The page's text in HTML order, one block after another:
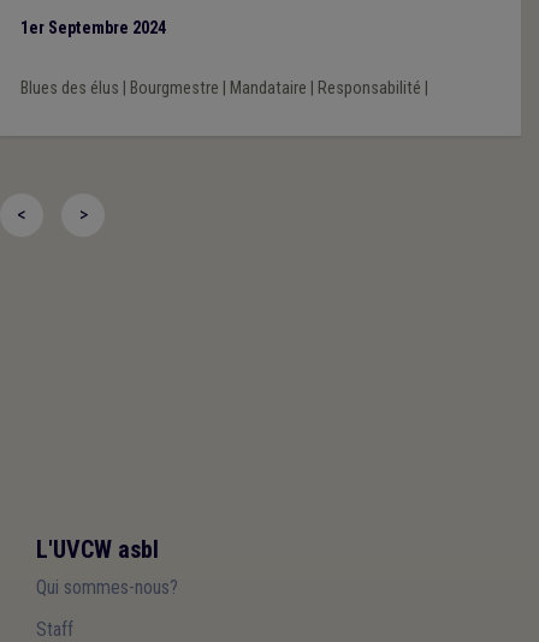
1er Septembre 2024
Blues des élus Bourgmestre Mandataire Responsabilité
< >
L'UVCW asbl
Qui sommes-nous?
Staff